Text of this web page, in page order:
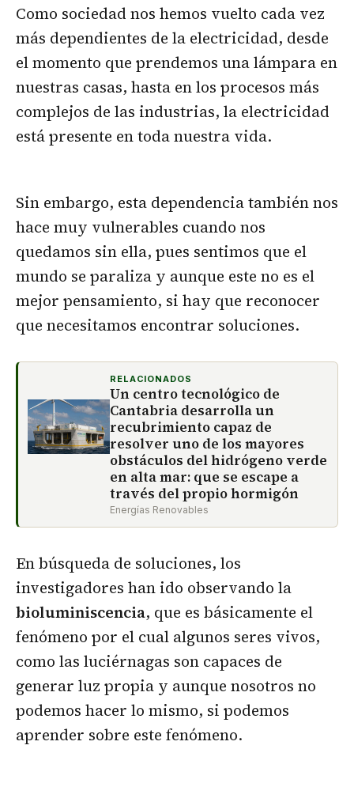
Como sociedad nos hemos vuelto cada vez
más dependientes de la electricidad, desde
el momento que prendemos una lámpara en
nuestras casas, hasta en los procesos más
complejos de las industrias, la electricidad
está presente en toda nuestra vida.
Sin embargo, esta dependencia también nos
hace muy vulnerables cuando nos
quedamos sin ella, pues sentimos que el
mundo se paraliza y aunque este no es el
mejor pensamiento, si hay que reconocer
que necesitamos encontrar soluciones.
RELACIONADOS
Un centro tecnológico de
Cantabria desarrolla un
recubrimiento capaz de
resolver uno de los mayores
obstáculos del hidrógeno verde
en alta mar: que se escape a
través del propio hormigón
Energías Renovables
En búsqueda de soluciones, los
investigadores han ido observando la
bioluminiscencia, que es básicamente el
fenómeno por el cual algunos seres vivos,
como las luciérnagas son capaces de
generar luz propia y aunque nosotros no
podemos hacer lo mismo, si podemos
aprender sobre este fenómeno.